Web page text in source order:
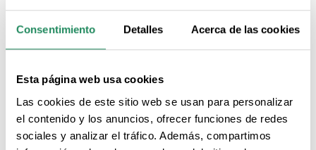
Consentimiento Detalles Acerca de las cookies
Esta página web usa cookies
Las cookies de este sitio web se usan para personalizar
el contenido y los anuncios, ofrecer funciones de redes
sociales y analizar el tráfico. Además, compartimos
terraza del paseo de las palmeras.
Las habitaciones son cómodas y elegantes, además
de tener minibar, caja de seguridad y tv satélite.
Wifi gratuito en todo el hotel y en su terraza Miramar